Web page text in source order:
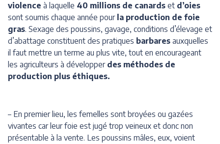
violence à laquelle 40 millions de canards et d’oies
sont soumis chaque année pourla production de foie
gras. Sexage des poussins, gavage, conditions d’élevage et
d’abattage constituent des pratiques barbares auxquelles
il faut mettre un terme au plus vite, tout en encourageant
les agriculteurs à développer des méthodes de
production plus éthiques.
– En premier lieu, les femelles sont broyées ou gazées
vivantes car leur foie est jugé trop veineux et donc non
présentable à la vente. Les poussins mâles, eux, voient